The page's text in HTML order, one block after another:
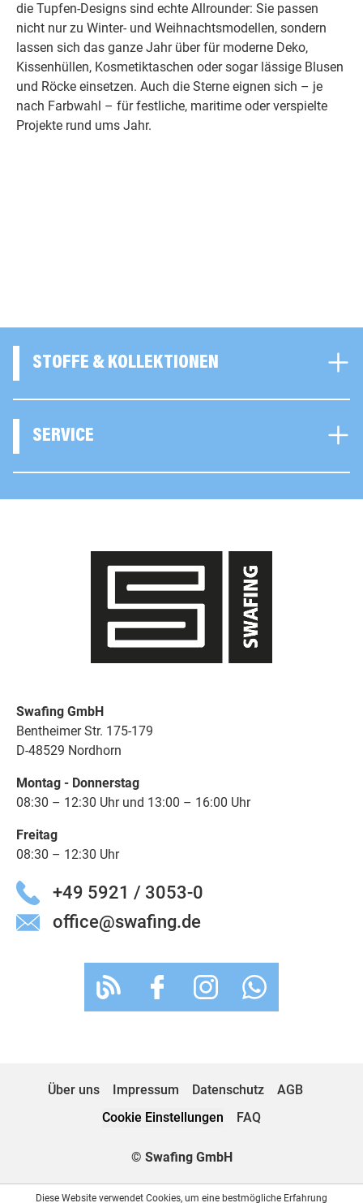
die Tupfen-Designs sind echte Allrounder: Sie passen
nicht nur zu Winter- und Weihnachtsmodellen, sondern
lassen sich das ganze Jahr über für moderne Deko,
Kissenhüllen, Kosmetiktaschen oder sogar lässige Blusen
und Röcke einsetzen. Auch die Sterne eignen sich – je
nach Farbwahl – für festliche, maritime oder verspielte
Projekte rund ums Jahr.
STOFFE & KOLLEKTIONEN
SERVICE
Swafing GmbH
Bentheimer Str. 175-179
D-48529 Nordhorn
Montag - Donnerstag
08:30 – 12:30 Uhr und 13:00 – 16:00 Uhr
Freitag
08:30 – 12:30 Uhr
+49 5921 / 3053-0
office@swafing.de
© Swafing GmbH
Über uns Impressum Datenschutz
AGB
Cookie Einstellungen
FAQ
Diese Website verwendet Cookies, um eine bestmögliche Erfahrung